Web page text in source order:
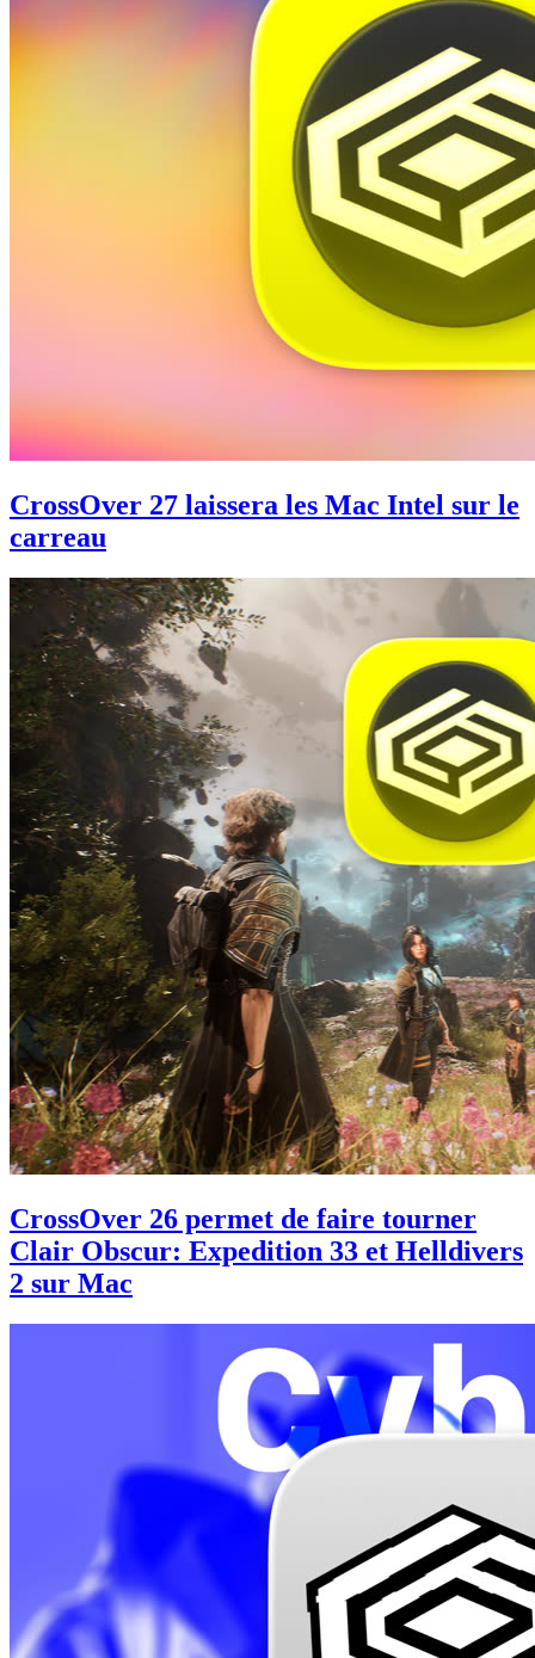
CrossOver 27 laissera les Mac Intel sur le
carreau
CrossOver 26 permet de faire tourner
Clair Obscur: Expedition 33 et Helldivers
2 sur Mac